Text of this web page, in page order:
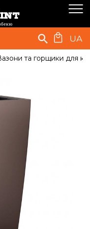
UA
та горщики для